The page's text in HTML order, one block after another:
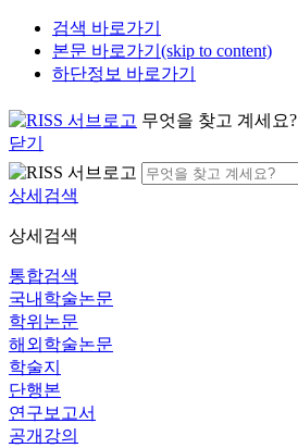
검색 바로가기
본문 바로가기(skip to content)
하단정보 바로가기
무엇을 찾고 계세요?
닫기
상세검색
상세검색
통합검색
국내학술논문
학위논문
해외학술논문
학술지
단행본
연구보고서
공개강의